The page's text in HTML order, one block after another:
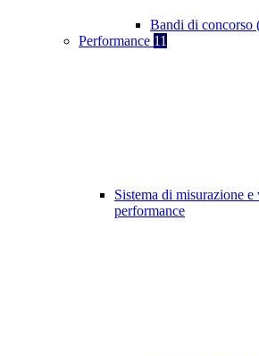
Bandi di concorso
Performance 11
Sistema di misurazione
performance